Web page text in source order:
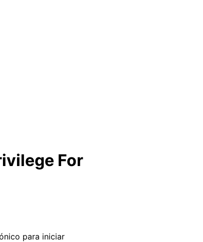
For
para iniciar